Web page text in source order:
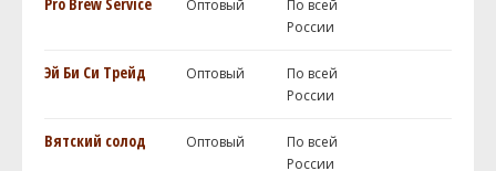
Оптовый
По всей
России
Эй Би Си Трейд Оптовый
По всей
России
Вятский солод Оптовый
По всей
России